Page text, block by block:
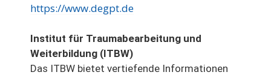
https://www.degpt.de
Institut für Traumabearbeitung und
Weiterbildung (ITBW)
Das ITBW bietet vertiefende Informationen